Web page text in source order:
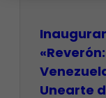
Unearte